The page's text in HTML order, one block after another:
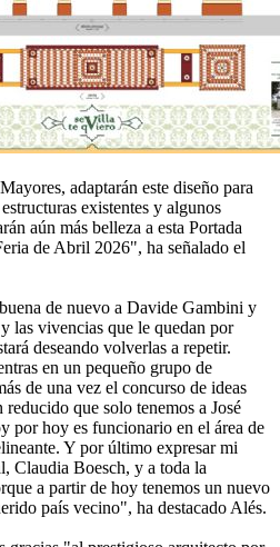
adaptarán este diseño para
existentes y algunos
aún más belleza a esta Portada
de Abril 2026", ha señalado el
de nuevo a Davide Gambini y
las vivencias que le quedan por
deseando volverlas a repetir.
en un pequeño grupo de
de una vez el concurso de ideas
que solo tenemos a José
por hoy es funcionario en el área de
Y por último expresar mi
Claudia Boesch, y a toda la
a partir de hoy tenemos un nuevo
país vecino", ha destacado Alés.